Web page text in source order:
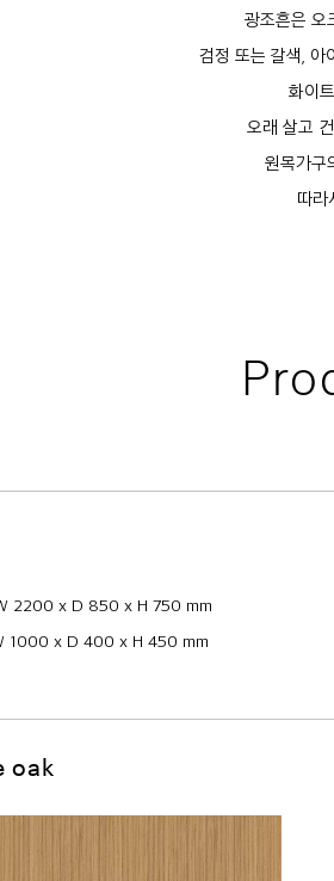
광조흔은 오
검정 또는 갈색, 아
화이
오래 살고
원목가구
따라
2200 x D 850 x H 750 mm
1000 x D 400 x H 450 mm
oak